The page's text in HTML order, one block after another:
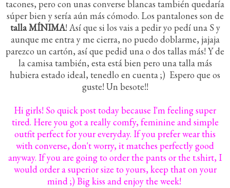
tacones, pero con unas converse blancas también quedaría
súper bien y sería aún más cómodo. Los pantalones son de
talla MÍNIMA! Así que si los vais a pedir yo pedí una S y
aunque me entra y me cierra, no puedo doblarme, jajaja
parezco un cartón, así que pedid una o dos tallas más! Y de
la camisa también, esta está bien pero una talla más
hubiera estado ideal, tenedlo en cuenta ;) Espero que os
guste! Un besote!!
Hi girls! So quick post today because I'm feeling super
tired. Here you got a really comfy, feminine and simple
outfit perfect for your everyday. If you prefer wear this
with converse, don't worry, it matches perfectly good
anyway. If you are going to order the pants or the t.shirt, I
would order a superior size to yours, keep that on your
mind ;) Big kiss and enjoy the week!